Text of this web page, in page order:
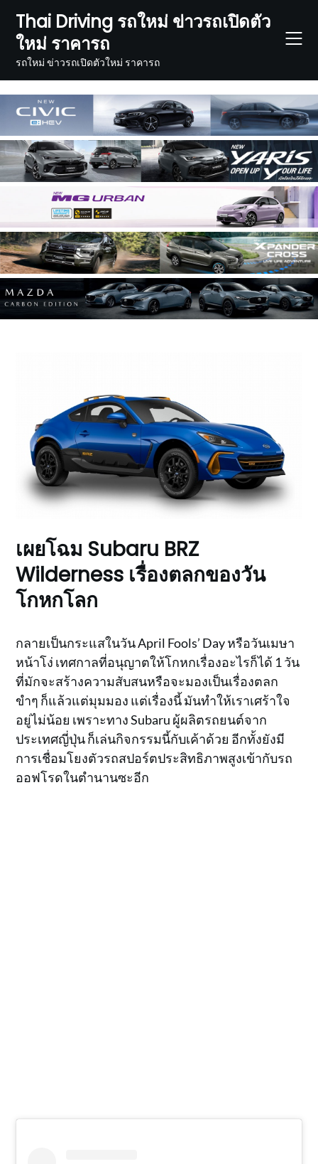
content
Thai Driving รถใหม่ ข่าวรถเปิดตัว
ใหม่ ราคารถ
รถใหม่ ข่าวรถเปิดตัวใหม่ ราคารถ
เผยโฉม Subaru BRZ
Wilderness เรื่องตลกของวัน
โกหกโลก
กลายเป็นกระแสในวัน April Fools’ Day หรือวันเมษา
หน้าโง่ เทศกาลที่อนุญาตให้โกหกเรื่องอะไรก็ได้ 1 วัน
ที่มักจะสร้างความสับสนหรือจะมองเป็นเรื่องตลก
ขำๆ ก็แล้วแต่มุมมอง แต่เรื่องนี้ มันทำให้เราเศร้าใจ
อยู่ไม่น้อย เพราะทาง Subaru ผู้ผลิตรถยนต์จาก
ประเทศญี่ปุ่น ก็เล่นกิจกรรมนี้กับเค้าด้วย อีกทั้งยังมี
การเชื่อมโยงตัวรถสปอร์ตประสิทธิภาพสูงเข้ากับรถ
ออฟโรดในตำนานซะอีก